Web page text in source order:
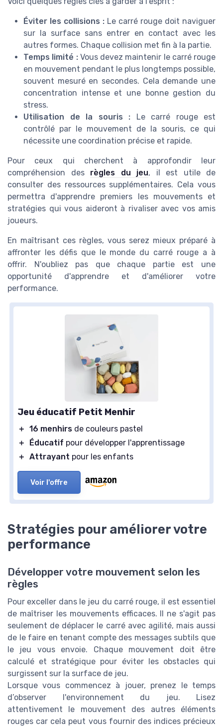
Éviter les collisions : Le carré rouge doit naviguer
sur la surface sans entrer en contact avec les
autres formes. Chaque collision met fin à la partie.
Temps limité :Vous devez maintenir le carré rouge
en mouvement pendant le plus longtemps possible,
souvent mesuré en secondes. Cela demande une
concentration intense et une bonne gestion du
stress.
Utilisation de la souris : Le carré rouge est
contrôlé par le mouvement de la souris, ce qui
nécessite une coordination précise et rapide.
Pour ceux qui cherchent à approfondir leur
compréhension des règles du jeu, il est utile de
consulter des ressources supplémentaires. Cela vous
permettra d'apprendre premiers les mouvements et
stratégies qui vous aideront à rivaliser avec vos amis
joueurs.
En maîtrisant ces règles, vous serez mieux préparé à
affronter les défis que le monde du carré rouge a à
offrir. N'oubliez pas que chaque partie est une
opportunité d'apprendre et d'améliorer votre
performance.
Jeu éducatif Petit Menhir
＋ 16 menhirs de couleurs pastel
＋
Éducatif pour développer l'apprentissage
＋ Attrayant pour les enfants
Voir l'offre
Stratégies pour améliorer votre
performance
Développer votre mouvement selon les
règles
Pour exceller dans le jeu du carré rouge, il est essentiel
de maîtriser les mouvements efficaces. Il ne s'agit pas
seulement de déplacer le carré avec agilité, mais aussi
de le faire en tenant compte des messages subtils que
le jeu vous envoie. Chaque mouvement doit être
calculé et stratégique pour éviter les obstacles qui
surgissent sur la surface de jeu.
Lorsque vous commencez à jouer, prenez le temps
d’observer l'environnement du jeu. Lisez
attentivement le mouvement des autres éléments
rouges car cela peut vous fournir des indices précieux